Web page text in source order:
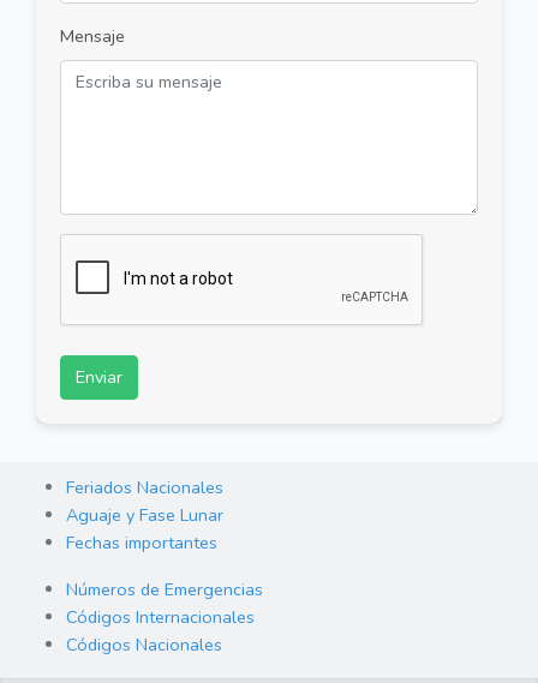
Mensaje
Enviar
Feriados Nacionales
Aguaje y Fase Lunar
Fechas importantes
Números de Emergencias
Códigos Internacionales
Códigos Nacionales